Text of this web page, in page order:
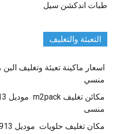
طبات اندكشن سيل
التعبئة والتغليف
منسي
منسى
مكان تغليف حلويات موديل 913 من شركة المهندس منسى